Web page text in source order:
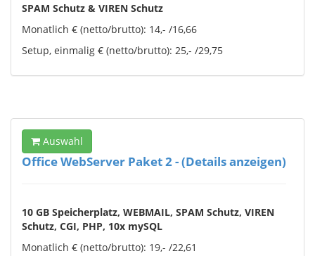
SPAM Schutz & VIREN Schutz
Monatlich € (netto/brutto): 14,- /16,66
Setup, einmalig € (netto/brutto): 25,- /29,75
Auswahl
Office WebServer Paket 2 - (Details anzeigen)
10 GB Speicherplatz, WEBMAIL, SPAM Schutz, VIREN
Schutz, CGI, PHP, 10x mySQL
Monatlich € (netto/brutto): 19,- /22,61